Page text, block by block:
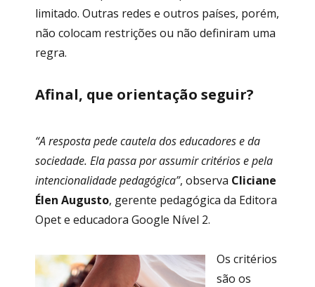
limitado. Outras redes e outros países, porém,
não colocam restrições ou não definiram uma
regra.
Afinal, que orientação seguir?
“A resposta pede cautela dos educadores e da
sociedade. Ela passa por assumir critérios e pela
intencionalidade pedagógica”, observa Cliciane
Élen Augusto, gerente pedagógica da Editora
Opet e educadora Google Nível 2.
Os critérios
são os